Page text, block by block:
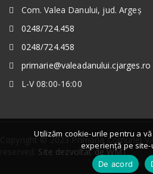
Com. Valea Danului, jud. Argeș
0248/724.458
0248/724.458
primarie@valeadanului.cjarges.ro
L-V 08:00-16:00
Copyright © 2023 Primăria Comunei
Site dezvoltat de WMT.
Utilizăm cookie-urile pentru a
experiență pe site-
De acord